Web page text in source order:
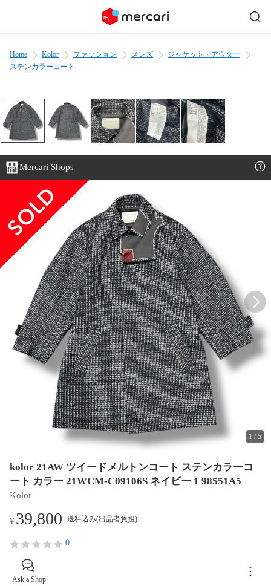
Home Kolor ファッション メンズ
ジャケット・アウター
ステンカラーコート
Mercari Shops
1 /5
kolor 21AW ツイードメルトンコート ステンカラーコ
ート カラー 21WCM-C09106S ネイビー 1 98551A5
Kolor
¥39,800 送料込み(出品者負担)
0
Ask a Shop